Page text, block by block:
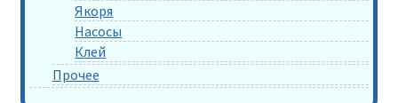
Якоря
Насосы
Клей
Прочее